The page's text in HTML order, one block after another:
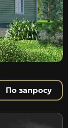
По запросу